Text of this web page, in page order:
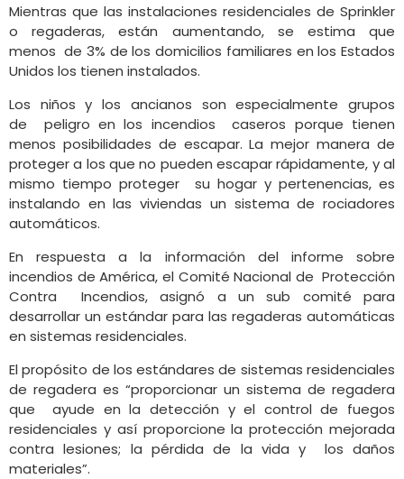
Mientras que las instalaciones residenciales de Sprinkler
o regaderas, están aumentando, se estima que
menos de 3% de los domicilios familiares en los Estados
Unidos los tienen instalados.
Los niños y los ancianos son especialmente grupos
de peligro en los incendios caseros porque tienen
menos posibilidades de escapar. La mejor manera de
proteger a los que no pueden escapar rápidamente, y al
mismo tiempo proteger su hogar y pertenencias, es
instalando en las viviendas un sistema de rociadores
automáticos.
En respuesta a la información del informe sobre
incendios de América, el Comité Nacional de Protección
Contra Incendios, asignó a un sub comité para
desarrollar un estándar para las regaderas automáticas
en sistemas residenciales.
El propósito de los estándares de sistemas residenciales
de regadera es “proporcionar un sistema de regadera
que ayude en la detección y el control de fuegos
residenciales y así proporcione la protección mejorada
contra lesiones; la pérdida de la vida y los daños
materiales”.